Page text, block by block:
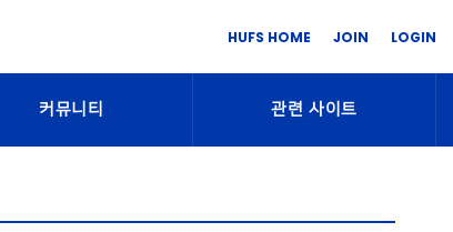
HUFS HOME JOIN LOGIN
커뮤니티 관련 사이트